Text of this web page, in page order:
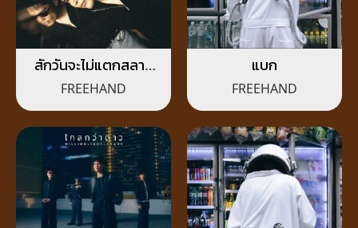
สักวันจะไม่แตกสลาย
(Dear Trauma)
FREEHAND
แบก
FREEHAND